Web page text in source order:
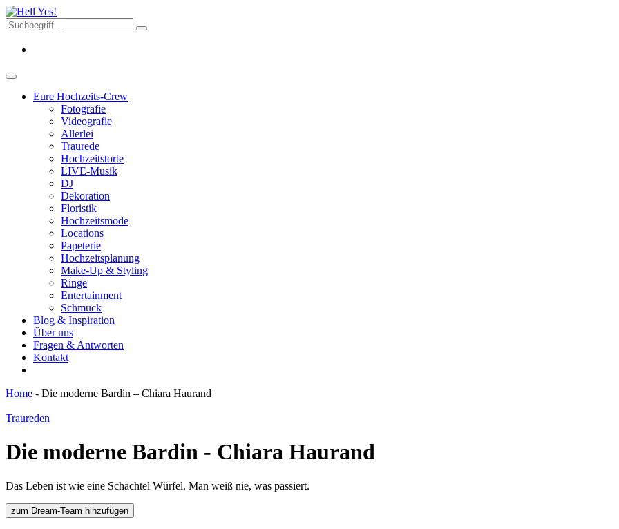
Eure Hochzeits-Crew
Fotografie
Videografie
Allerlei
Traurede
Hochzeitstorte
LIVE-Musik
DJ
Dekoration
Floristik
Hochzeitsmode
Locations
Papeterie
Hochzeitsplanung
Make-Up & Styling
Ringe
Entertainment
Schmuck
Blog & Inspiration
Über uns
Fragen & Antworten
Kontakt
Home - Die moderne Bardin – Chiara Haurand
Traureden
Die moderne Bardin - Chiara Haurand
Das Leben ist wie eine Schachtel Würfel. Man weiß nie, was passiert.
zum Dream-Team hinzufügen